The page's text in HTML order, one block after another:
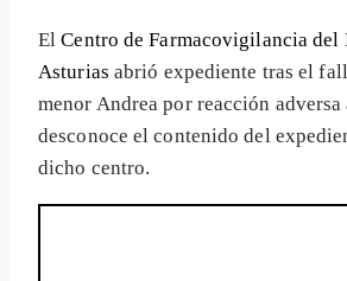
ElCentro de Farmacovigilancia del
Asturias abrió expediente tras el
menor Andrea por reacción adversa
desconoce el contenido del
dicho centro.